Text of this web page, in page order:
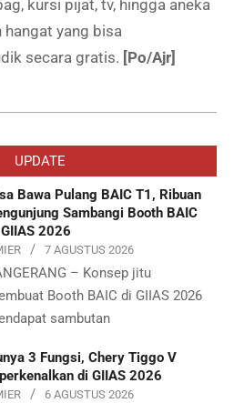
kursi pijat, tv, hingga aneka
yang bisa
secara gratis. [Po/Ajr]
UPDATE
Bawa Pulang BAIC T1, Ribuan
Sambangi Booth BAIC
2026
7 AGUSTUS 2026
– Konsep jitu
Booth BAIC di GIIAS 2026
sambutan
3 Fungsi, Chery Tiggo V
di GIIAS 2026
6 AGUSTUS 2026